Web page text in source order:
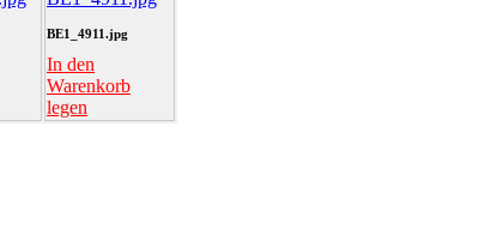
BE1_4911.jpg
In den
Warenkorb
legen